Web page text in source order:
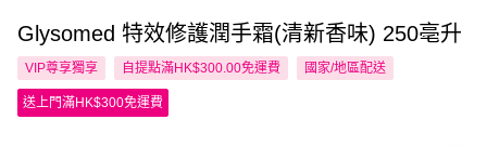
Glysomed 特效修護潤手霜(清新香味) 250亳升
VIP尊享獨享 自提點滿HK$300.00免運費 國家/地區配送
送上門滿HK$300免運費